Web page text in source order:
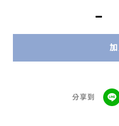
分享到